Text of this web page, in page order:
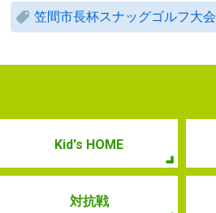
笠間市長杯スナッグゴルフ大会
Kid's HOME
対抗戦